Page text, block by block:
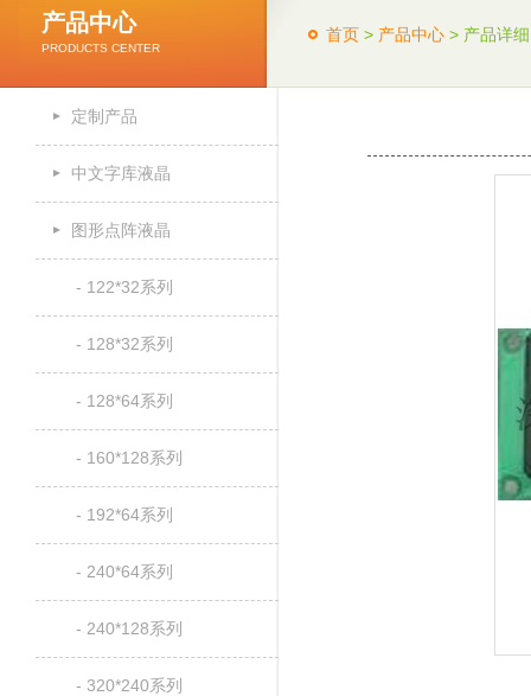
产品中心
PRODUCTS CENTER
定制产品
中文字库液晶
图形点阵液晶
- 122*32系列
- 128*32系列
- 128*64系列
- 160*128系列
- 192*64系列
- 240*64系列
- 240*128系列
- 320*240系列
首页 > 产品中心 > 产品详细